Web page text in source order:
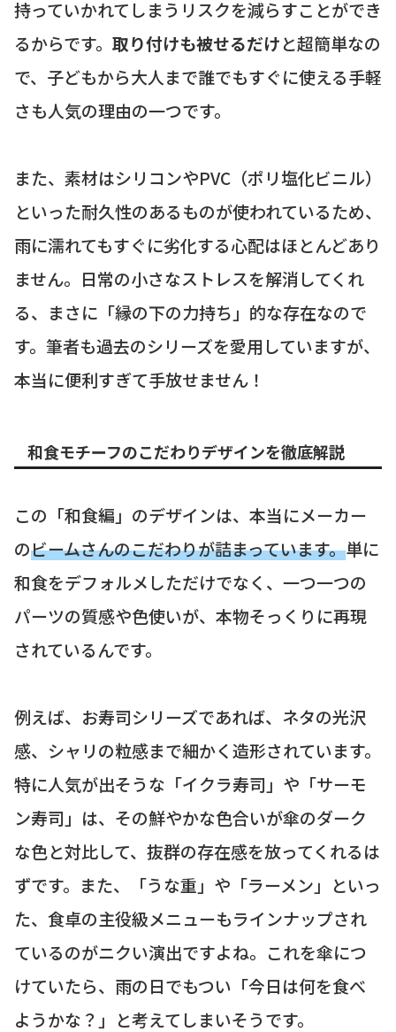
持っていかれてしまうリスクを減らすことができ
るからです。 取り付けも被せるだけと超簡単なの
で、子どもから大人まで誰でもすぐに使える手軽
さも人気の理由の一つです。
また、素材はシリコンやPVC（ポリ塩化ビニル）
といった耐久性のあるものが使われているため、
雨に濡れてもすぐに劣化する心配はほとんどあり
ません。日常の小さなストレスを解消してくれ
る、まさに「縁の下の力持ち」的な存在なので
す。筆者も過去のシリーズを愛用していますが、
本当に便利すぎて手放せません！
和食モチーフのこだわりデザインを徹底解説
この「和食編」のデザインは、本当にメーカー
のビームさんのこだわりが詰まっています。単に
和食をデフォルメしただけでなく、一つ一つの
パーツの質感や色使いが、本物そっくりに再現
されているんです。
例えば、お寿司シリーズであれば、ネタの光沢
感、シャリの粒感まで細かく造形されています。
特に人気が出そうな「イクラ寿司」や「サーモ
ン寿司」は、その鮮やかな色合いが傘のダーク
な色と対比して、抜群の存在感を放ってくれるは
ずです。また、「うな重」や「ラーメン」といっ
た、食卓の主役級メニューもラインナップされ
ているのがニクい演出ですよね。これを傘につ
けていたら、雨の日でもつい「今日は何を食べ
ようかな？」と考えてしまいそうです。